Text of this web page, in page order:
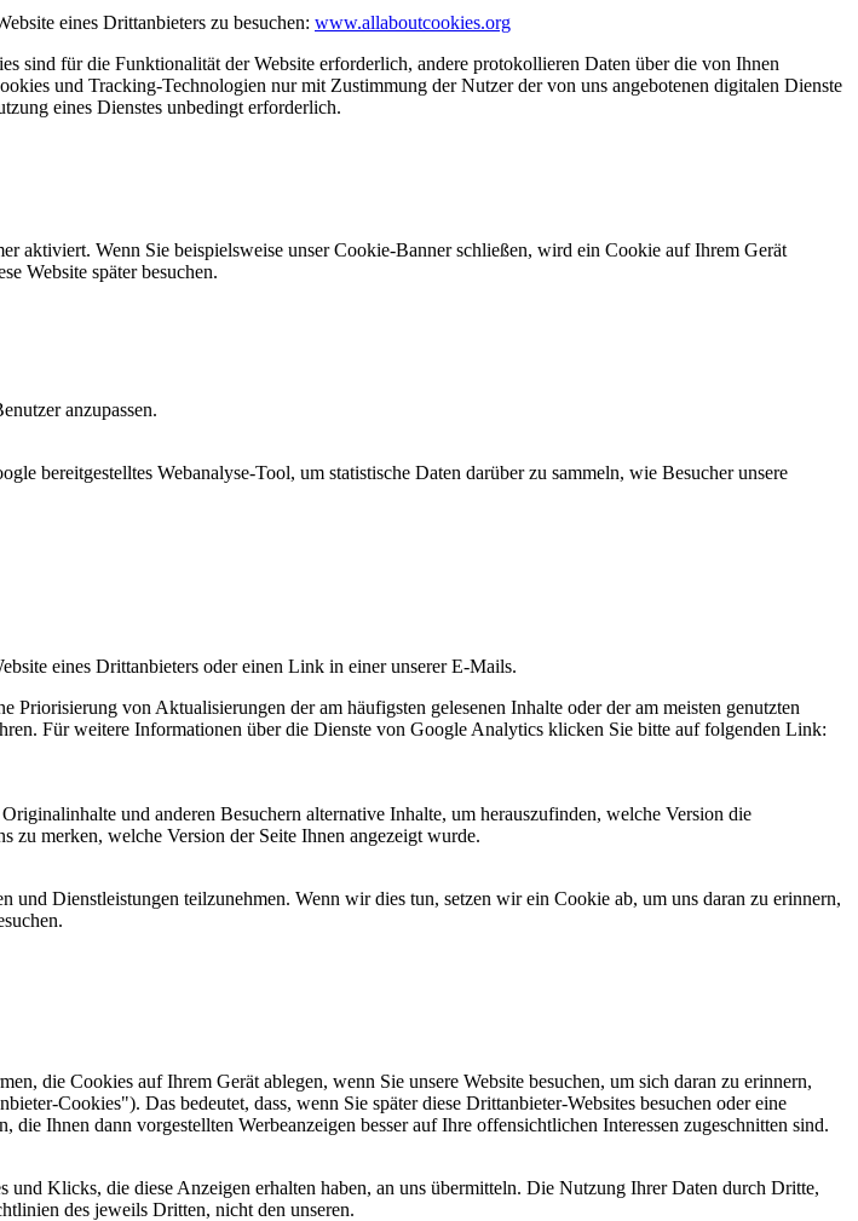
eines Drittanbieters zu besuchen: www.allaboutcookies.org
sind für die Funktionalität der Website erforderlich, andere protokollieren Daten über die von Ihnen
und Tracking-Technologien nur mit Zustimmung der Nutzer der von uns angebotenen digitalen Dienste
eines Dienstes unbedingt erforderlich.
aktiviert. Wenn Sie beispielsweise unser Cookie-Banner schließen, wird ein Cookie auf Ihrem Gerät
Website später besuchen.
anzupassen.
bereitgestelltes Webanalyse-Tool, um statistische Daten darüber zu sammeln, wie Besucher unsere
eines Drittanbieters oder einen Link in einer unserer E-Mails.
von Aktualisierungen der am häufigsten gelesenen Inhalte oder der am meisten genutzten
Für weitere Informationen über die Dienste von Google Analytics klicken Sie bitte auf folgenden Link:
und anderen Besuchern alternative Inhalte, um herauszufinden, welche Version die
merken, welche Version der Seite Ihnen angezeigt wurde.
und Dienstleistungen teilzunehmen. Wenn wir dies tun, setzen wir ein Cookie ab, um uns daran zu erinnern,
die Cookies auf Ihrem Gerät ablegen, wenn Sie unsere Website besuchen, um sich daran zu erinnern,
Cookies"). Das bedeutet, dass, wenn Sie später diese Drittanbieter-Websites besuchen oder eine
Ihnen dann vorgestellten Werbeanzeigen besser auf Ihre offensichtlichen Interessen zugeschnitten sind.
Klicks, die diese Anzeigen erhalten haben, an uns übermitteln. Die Nutzung Ihrer Daten durch Dritte,
des jeweils Dritten, nicht den unseren.